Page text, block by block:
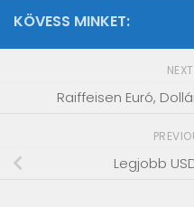
KÖVESS MINKET:
Raiffeisen Euró,
Legjobb